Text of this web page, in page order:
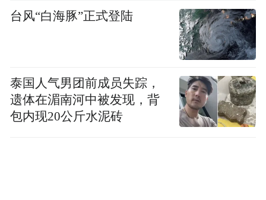
台风“白海豚”正式登陆
泰国人气男团前成员失踪，
遗体在湄南河中被发现，背
包内现20公斤水泥砖